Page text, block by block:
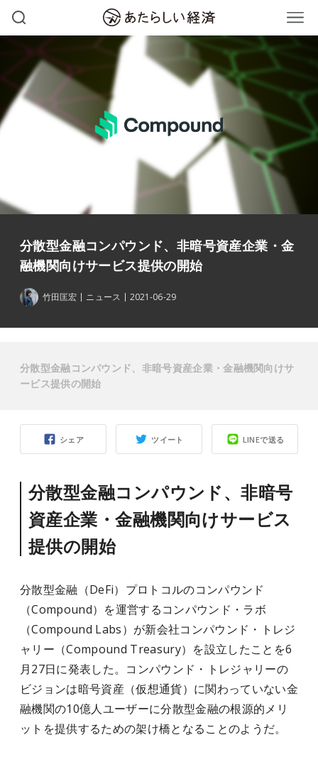
分散型金融コンパウンド、非暗号資産企業・金
融機関向けサービス提供の開始
竹田匡宏 ニュース 2021-06-29
シェア ツイート LINEで送る
分散型金融コンパウンド、非暗号
資産企業・金融機関向けサービス
提供の開始
分散型金融（DeFi）プロトコルのコンパウンド
（Compound）を運営するコンパウンド・ラボ
（Compound Labs）が新会社コンパウンド・トレジ
ャリー（Compound Treasury）を設立したことを6
月27日に発表した。コンパウンド・トレジャリーの
ビジョンは暗号資産（仮想通貨）に関わっていない金
融機関の10億人ユーザーに分散型金融の根源的メリ
ットを提供するための架け橋となることのようだ。
分散型金融コンパウンド、非暗号資産企業・金融機関向けサ
ービス提供の開始